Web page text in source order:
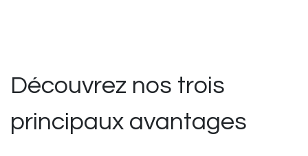
Découvrez nos trois
principaux avantages